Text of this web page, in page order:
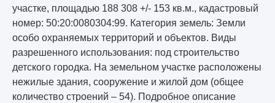
участке, площадью 188 308 +/- 153 кв.м., кадастровый
номер: 50:20:0080304:99. Категория земель: Земли
особо охраняемых территорий и объектов. Виды
разрешенного использования: под строительство
детского городка. На земельном участке расположены
нежилые здания, сооружение и жилой дом (общее
количество строений – 54). Подробное описание